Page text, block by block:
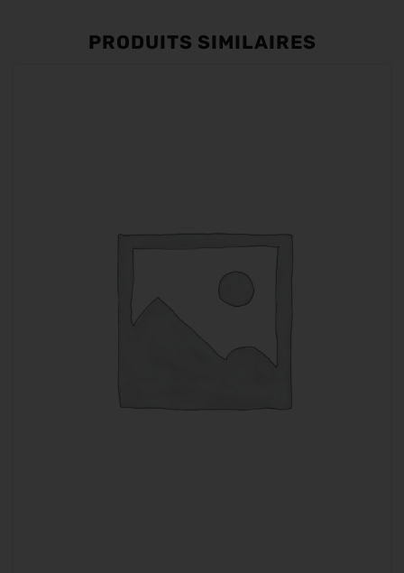
PRODUITS SIMILAIRES